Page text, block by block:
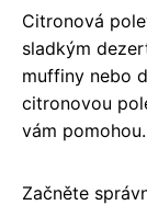
Citronová
sladkým
muffiny nebo
citronovou
vám pomohou.
Začněte